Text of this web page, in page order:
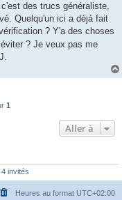
des trucs généraliste,
Quelqu'un ici a déjà fait
? Y'a des choses
? Je veux pas me
1
Aller à
4 invités
Heures au format UTC+02:00